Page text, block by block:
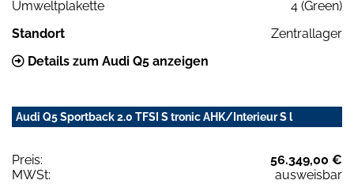
Umweltplakette
4 (Green)
Standort
Zentrallager
Details zum Audi Q5 anzeigen
Audi Q5 Sportback 2.0 TFSI S tronic AHK/Interieur S l
Preis:
56.349,00 €
MWSt:
ausweisbar